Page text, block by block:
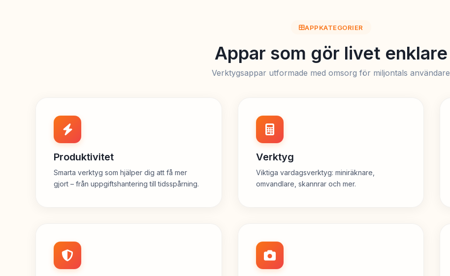
APPKATEGORIER
Appar som gör livet enklare
Verktygsappar utformade med omsorg för miljontals användare
Produktivitet
Smarta verktyg som hjälper dig att få mer
gjort – från uppgiftshantering till tidsspårning.
Verktyg
Viktiga vardagsverktyg: miniräknare,
omvandlare, skannrar och mer.